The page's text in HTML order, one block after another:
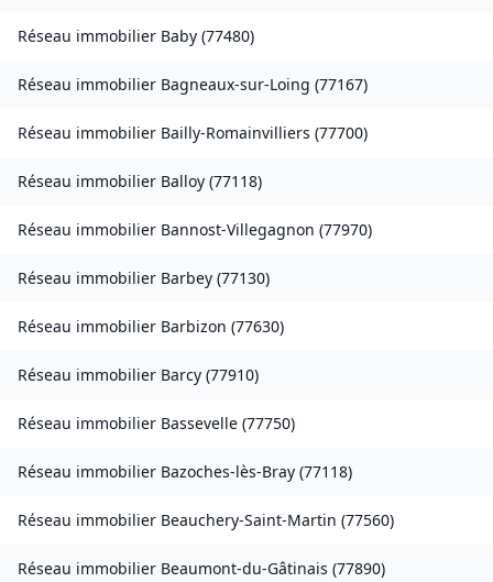
Réseau immobilier Baby (77480)
Réseau immobilier Bagneaux-sur-Loing (77167)
Réseau immobilier Bailly-Romainvilliers (77700)
Réseau immobilier Balloy (77118)
Réseau immobilier Bannost-Villegagnon (77970)
Réseau immobilier Barbey (77130)
Réseau immobilier Barbizon (77630)
Réseau immobilier Barcy (77910)
Réseau immobilier Bassevelle (77750)
Réseau immobilier Bazoches-lès-Bray (77118)
Réseau immobilier Beauchery-Saint-Martin (77560)
Réseau immobilier Beaumont-du-Gâtinais (77890)